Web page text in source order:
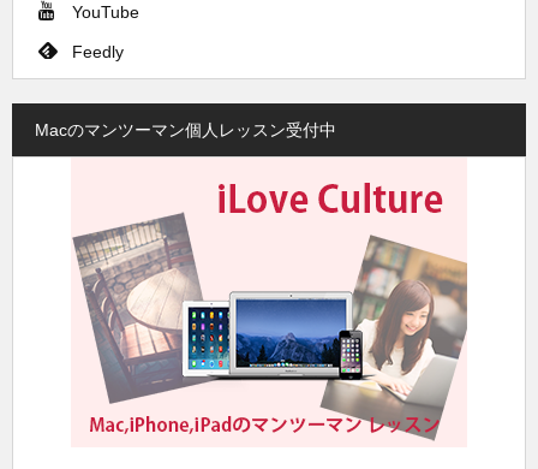
YouTube
Feedly
Macのマンツーマン個人レッスン受付中